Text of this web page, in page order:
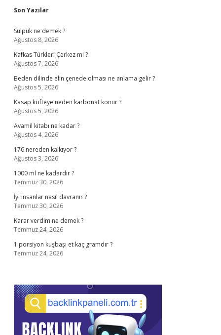
Sidebar
Son Yazılar
Sülpük ne demek ?
Ağustos 8, 2026
Kafkas Türkleri Çerkez mi ?
Ağustos 7, 2026
Beden dilinde elin çenede olması ne anlama gelir ?
Ağustos 5, 2026
Kasap köfteye neden karbonat konur ?
Ağustos 5, 2026
Avamil kitabı ne kadar ?
Ağustos 4, 2026
176 nereden kalkıyor ?
Ağustos 3, 2026
1000 ml ne kadardır ?
Temmuz 30, 2026
İyi insanlar nasıl davranır ?
Temmuz 30, 2026
Karar verdim ne demek ?
Temmuz 24, 2026
1 porsiyon kuşbaşı et kaç gramdır ?
Temmuz 24, 2026